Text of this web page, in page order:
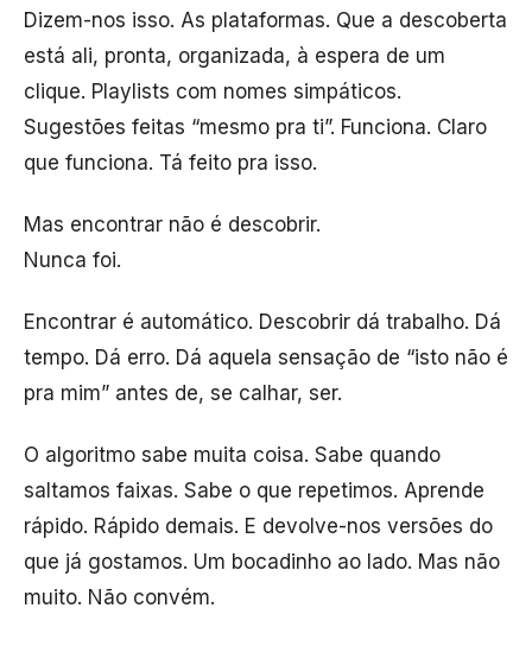
Dizem-nos isso. As plataformas. Que a descoberta
está ali, pronta, organizada, à espera de um
clique. Playlists com nomes simpáticos.
Sugestões feitas “mesmo pra ti”. Funciona. Claro
que funciona. Tá feito pra isso.
Mas encontrar não é descobrir.
Nunca foi.
Encontrar é automático. Descobrir dá trabalho. Dá
tempo. Dá erro. Dá aquela sensação de “isto não é
pra mim” antes de, se calhar, ser.
O algoritmo sabe muita coisa. Sabe quando
saltamos faixas. Sabe o que repetimos. Aprende
rápido. Rápido demais. E devolve-nos versões do
que já gostamos. Um bocadinho ao lado. Mas não
muito. Não convém.